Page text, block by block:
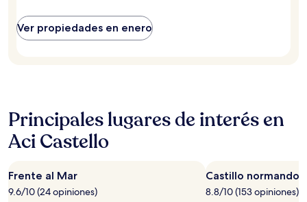
Ver propiedades en enero
Principales lugares de interés en
Aci Castello
Frente al Mar
9.6/10 (24 opiniones)
Castillo normando
8.8/10 (153 opiniones)